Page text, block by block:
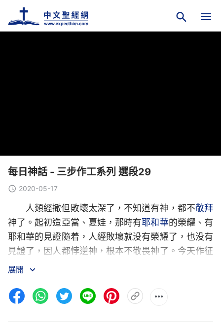
每日神話 - 三步作工系列 選段29
2020-05-17
人類經撒但敗壞太深了，不知道有神，都不敬拜
神了。起初造亞當、夏娃，那時有耶和華的榮耀、有
耶和華的見證隨着，人經敗壞就没有榮耀了，也没有
見證了，因人都悖逆神，根本不敬畏神了。今天作征
服的工作就是奪回所有的見證，奪回所有的榮耀，讓
就是這一步要作的工作。究竟怎麽征服人類呢？就是
示、審判、刑罰和無情的咒詛來使人徹底服氣，揭示
展開